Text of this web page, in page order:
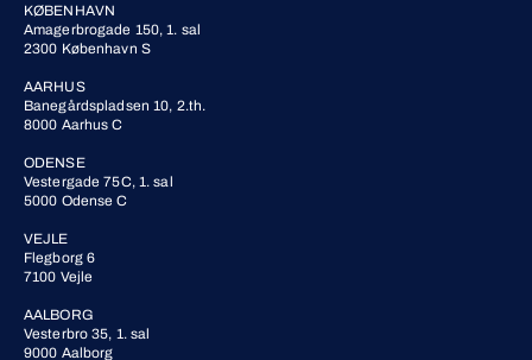
KØBENHAVN
Amagerbrogade 150, 1. sal
2300 København S
AARHUS
Banegårdspladsen 10, 2.th.
8000 Aarhus C
ODENSE
Vestergade 75C, 1. sal
5000 Odense C
VEJLE
Flegborg 6
7100 Vejle
AALBORG
Vesterbro 35, 1. sal
9000 Aalborg